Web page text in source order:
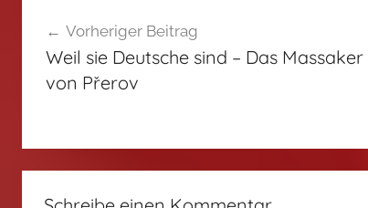
Vorheriger Beitrag
Weil sie Deutsche sind – Das Massaker
von Přerov